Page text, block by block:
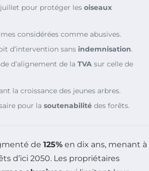
pour protéger les oiseaux
considérées comme abusives.
d’intervention sans indemnisation.
d’alignement de la TVA sur celle de
la croissance des jeunes arbres.
pour la soutenabilité des forêts.
de 125% en dix ans, menant à
d’ici 2050. Les propriétaires